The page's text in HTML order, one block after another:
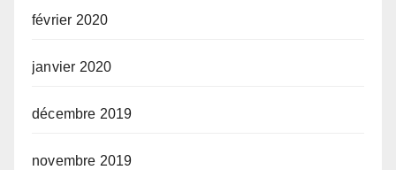
février 2020
janvier 2020
décembre 2019
novembre 2019